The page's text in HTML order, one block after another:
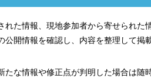
た情報、現地参加者から寄せられた
開情報を確認し、内容を整理して掲
な情報や修正点が判明した場合は随